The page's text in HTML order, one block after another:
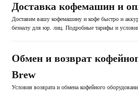
Доставка кофемашин и
Доставим вашу кофемашину и кофе быстро и
безналу для юр. лиц. Подробные тарифы и
Обмен и возврат
Brew
Условия возврата и обмена кофейного